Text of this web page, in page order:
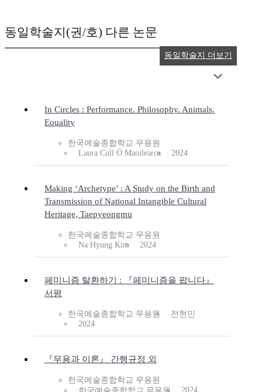
동일학술지(권/호) 다른 논문
In Circles : Performance. Philosophy. Animals.
Equality
한국예술종합학교 무용원
Laura Cull Ó Maoilearca
2024
Making ‘Archetype’ : A Study on the Birth and
Transmission of National Intangible Cultural
Heritage, Taepyeongmu
한국예술종합학교 무용원
Na Hyung Kim
2024
페미니즘 탈환하기 : 『페미니즘을 팝니다』
서평
한국예술종합학교 무용원
전현민
2024
『무용과 이론』 간행규정 외
한국예술종합학교 무용원
2024
동일학술지 더보기